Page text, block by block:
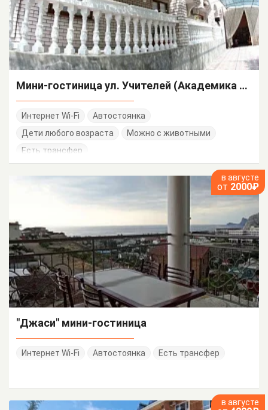
Мини-гостиница ул. Учителей (Академика Сахарова)
Интернет Wi-Fi
Автостоянка
Дети любого возраста
Можно с животными
Есть трансфер
в августе
от 2000₽
"Джаси" мини-гостиница
Интернет Wi-Fi Автостоянка Есть трансфер
в августе